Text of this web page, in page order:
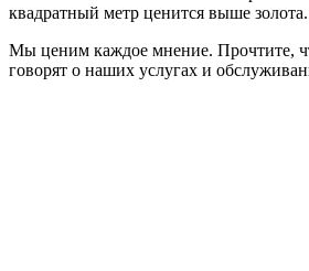
квадратный метр ценится выше золота.
Мы ценим каждое мнение. Прочтите,
говорят о наших услугах и